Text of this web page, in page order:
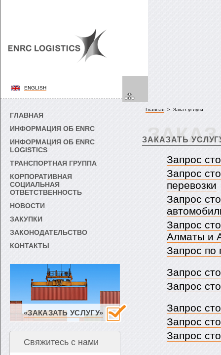
ENGLISH
ГЛАВНАЯ
ИНФОРМАЦИЯ ОБ ENRC
ИНФОРМАЦИЯ ОБ ENRC
LOGISTICS
ТРАНСПОРТНАЯ ГРУППА
КОРПОРАТИВНАЯ
СОЦИАЛЬНАЯ
ОТВЕТСТВЕННОСТЬ
НОВОСТИ
ЗАКУПКИ
ЗАКОНОДАТЕЛЬСТВО
КОНТАКТЫ
«ЗАКАЗАТЬ УСЛУГУ»
Свяжитесь с нами
Главная > Заказ услуги
ЗАКАЗАТЬ
Запрос
Запрос
перевозки
Запрос
Запрос
Алматы и
Запрос по
Запрос
Запрос
Запрос
Запрос
Запрос